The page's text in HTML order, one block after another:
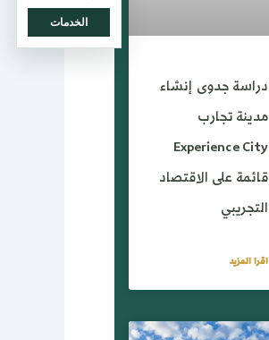
الخدمات
دراسة جدوى إنشاء
مدينة تجارب
Experience City
قائمة على الاقتصاد
التجريبي
اقرا المزيد